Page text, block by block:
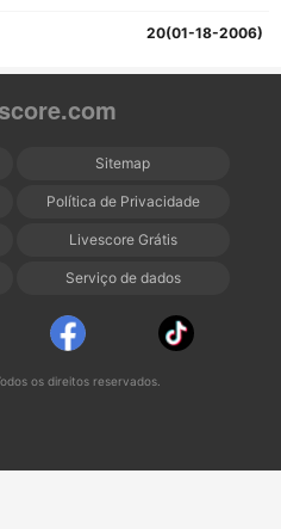
20(01-18-2006)
Sitemap
Política de Privacidade
Livescore Grátis
Serviço de dados
os direitos reservados.